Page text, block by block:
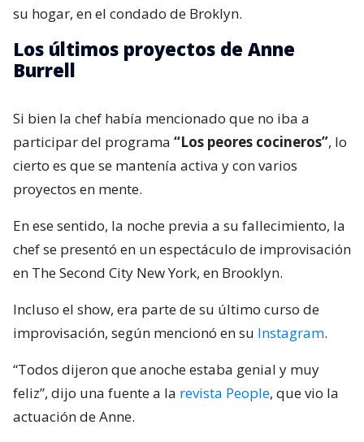
su hogar, en el condado de Broklyn.
Los últimos proyectos de Anne
Burrell
Si bien la chef había mencionado que no iba a
participar del programa “Los peores cocineros”, lo
cierto es que se mantenía activa y con varios
proyectos en mente.
En ese sentido, la noche previa a su fallecimiento, la
chef se presentó en un espectáculo de improvisación
en The Second City New York, en Brooklyn.
Incluso el show, era parte de su último curso de
improvisación, según mencionó en su Instagram.
“Todos dijeron que anoche estaba genial y muy
feliz”, dijo una fuente a la revista People, que vio la
actuación de Anne.